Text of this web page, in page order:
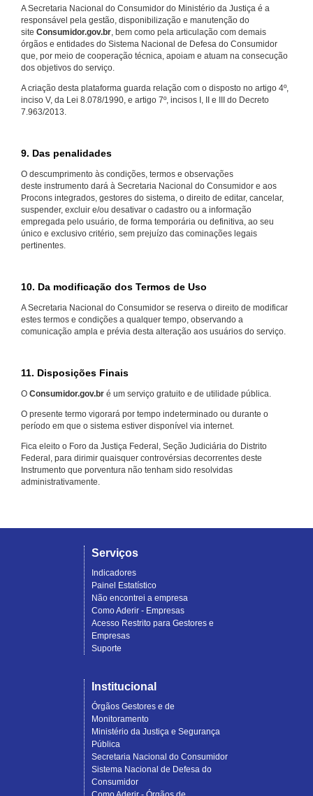
A Secretaria Nacional do Consumidor do Ministério da Justiça é a
responsável pela gestão, disponibilização e manutenção do
site Consumidor.gov.br, bem como pela articulação com demais
órgãos e entidades do Sistema Nacional de Defesa do Consumidor
que, por meio de cooperação técnica, apoiam e atuam na consecução
dos objetivos do serviço.
A criação desta plataforma guarda relação com o disposto no artigo 4º,
inciso V, da Lei 8.078/1990, e artigo 7º, incisos I, II e III do Decreto
7.963/2013.
9. Das penalidades
O descumprimento às condições, termos e observações
deste instrumento dará à Secretaria Nacional do Consumidor e aos
Procons integrados, gestores do sistema, o direito de editar, cancelar,
suspender, excluir e/ou desativar o cadastro ou a informação
empregada pelo usuário, de forma temporária ou definitiva, ao seu
único e exclusivo critério, sem prejuízo das cominações legais
pertinentes.
10. Da modificação dos Termos de Uso
A Secretaria Nacional do Consumidor se reserva o direito de modificar
estes termos e condições a qualquer tempo, observando a
comunicação ampla e prévia desta alteração aos usuários do serviço.
11. Disposições Finais
O Consumidor.gov.br é um serviço gratuito e de utilidade pública.
O presente termo vigorará por tempo indeterminado ou durante o
período em que o sistema estiver disponível via internet.
Fica eleito o Foro da Justiça Federal, Seção Judiciária do Distrito
Federal, para dirimir quaisquer controvérsias decorrentes deste
Instrumento que porventura não tenham sido resolvidas
administrativamente.
Serviços
Indicadores
Painel Estatístico
Não encontrei a empresa
Como Aderir - Empresas
Acesso Restrito para Gestores e
Empresas
Suporte
Institucional
Órgãos Gestores e de
Monitoramento
Ministério da Justiça e Segurança
Pública
Secretaria Nacional do Consumidor
Sistema Nacional de Defesa do
Consumidor